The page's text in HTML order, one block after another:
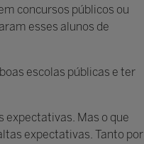
concursos públicos ou
esses alunos de
escolas públicas e ter
expectativas. Mas o que
expectativas. Tanto por